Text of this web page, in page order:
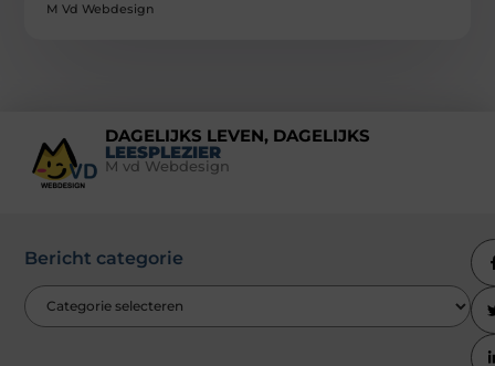
M Vd Webdesign
DAGELIJKS LEVEN, DAGELIJKS
LEESPLEZIER
M vd Webdesign
Bericht categorie